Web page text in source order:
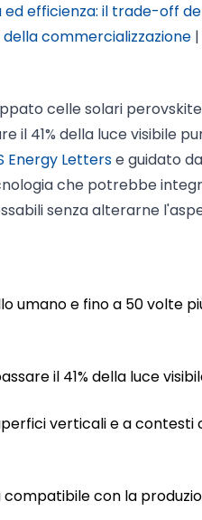
ed efficienza: il trade-off
commercializzazione |
celle solari perovskite
il 41% della luce visibile
Energy Letterse guidato
che potrebbe
senza alterarne
umano e fino a 50 volte
il 41% della luce
verticali e a contesti
con la